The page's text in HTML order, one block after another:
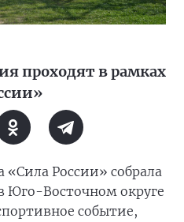
проходят в рамках
России» собрала
Юго-Восточном округе
событие,